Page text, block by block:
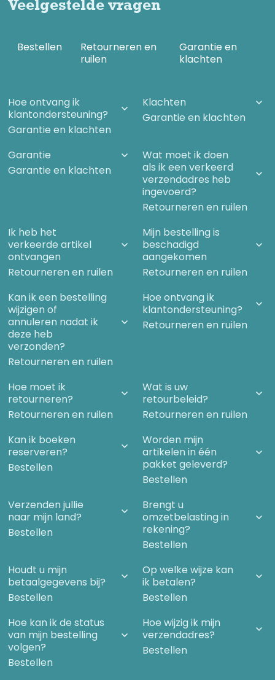
barrière is minstens zo belangrijk: de erkenning dat deze
verschijnselen een buitenaardse oorsprong hebben. Pas
planetair begin.
In deze geactualiseerde editie heb ik de nieuwste
Inhoudsopgave
Voorwoord
- UFO’s
- Shuttlemissies STS-73 en STS-115
- Van cover-up naar transparantie
- UAP of UFO
- Oude geschriften
Hoofdstuk 1 – Getrainde waarnemers
- Deskundigen
- Westerse astronauten
- Edgar Mitchell
- Het weerballonnenmysterie
- Majic 12
- Neil Armstrong
- De Maan
- Zijn we er geweest?
- Buzz Aldrin
- Brian O’Leary
- Andere astronauten
- NASA en de astronauten in de Space Shuttles - Brookings
- Russische kosmonauten
- Piloten
- Civiele UFO-waarnemingen
- Luchtverkeersleiders en radar
Veelgestelde vragen
Bestellen
Retourneren en
ruilen
Garantie en
klachten
Hoe ontvang ik
klantondersteuning?
Garantie en klachten
Klachten
Garantie en klachten
Garantie
Garantie en klachten
Wat moet ik doen
als ik een verkeerd
verzendadres heb
ingevoerd?
Retourneren en ruilen
Ik heb het
verkeerde artikel
ontvangen
Retourneren en ruilen
Mijn bestelling is
beschadigd
aangekomen
Retourneren en ruilen
Kan ik een bestelling
wijzigen of
annuleren nadat ik
deze heb
verzonden?
Retourneren en ruilen
Hoe ontvang ik
klantondersteuning?
Retourneren en ruilen
Hoe moet ik
retourneren?
Retourneren en ruilen
Wat is uw
retourbeleid?
Retourneren en ruilen
Kan ik boeken
reserveren?
Bestellen
Worden mijn
artikelen in één
pakket geleverd?
Bestellen
Verzenden jullie
naar mijn land?
Bestellen
Brengt u
omzetbelasting in
rekening?
Bestellen
Houdt u mijn
betaalgegevens bij?
Bestellen
Op welke wijze kan
ik betalen?
Bestellen
Hoe kan ik de status
van mijn bestelling
volgen?
Bestellen
Hoe wijzig ik mijn
verzendadres?
Bestellen